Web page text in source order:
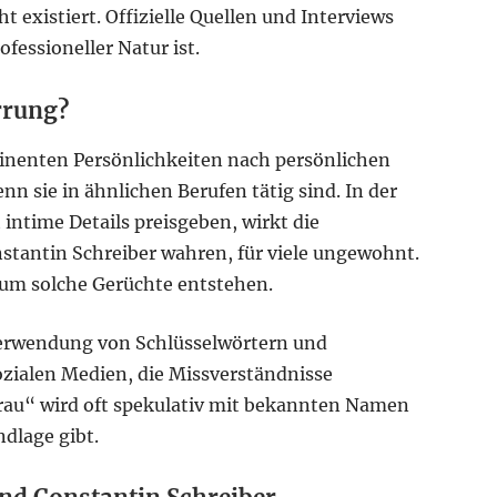
existiert. Offizielle Quellen und Interviews
Natur ist.
Persönlichkeiten nach persönlichen
sie in ähnlichen Berufen tätig sind. In der
Details preisgeben, wirkt die
Schreiber wahren, für viele ungewohnt.
solche Gerüchte entstehen.
von Schlüsselwörtern und
Medien, die Missverständnisse
wird oft spekulativ mit bekannten Namen
gibt.